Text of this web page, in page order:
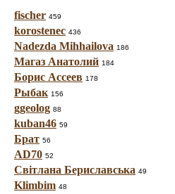
fischer 459
korostenec 436
Nadezda Mihhailova 186
Магаз Анатолий 184
Борис Ассеев 178
Рыбак 156
ggeolog 88
kuban46 59
Брат 56
AD70 52
Світлана Бериславська 49
Klimbim 48